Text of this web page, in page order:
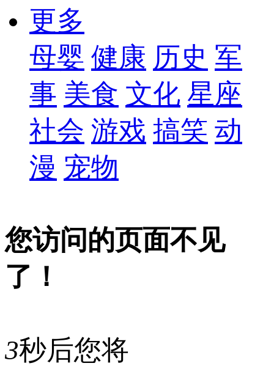
更多
母婴 健康 历史 军
事 美食 文化 星座
社会 游戏 搞笑 动
漫 宠物
您访问的页面不见
了！
3秒后您将